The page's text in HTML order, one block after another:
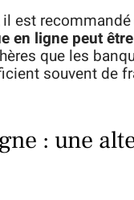
est
en ligne peut
que les
souvent de
: une